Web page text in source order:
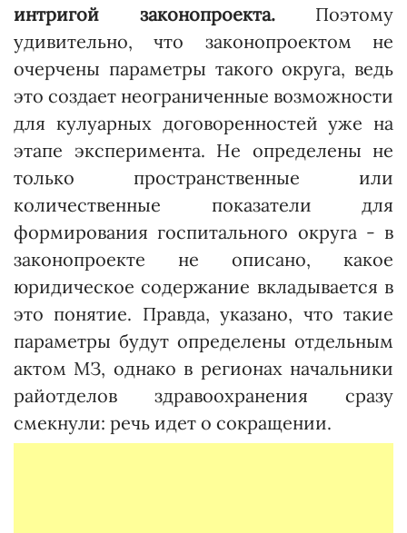
интригой законопроекта.Поэтому
удивительно, что законопроектом не
очерчены параметры такого округа, ведь
это создает неограниченные возможности
для кулуарных договоренностей уже на
этапе эксперимента. Не определены не
только пространственные или
количественные показатели для
формирования госпитального округа - в
законопроекте не описано, какое
юридическое содержание вкладывается в
это понятие. Правда, указано, что такие
параметры будут определены отдельным
актом МЗ, однако в регионах начальники
райотделов здравоохранения сразу
смекнули: речь идет о сокращении.